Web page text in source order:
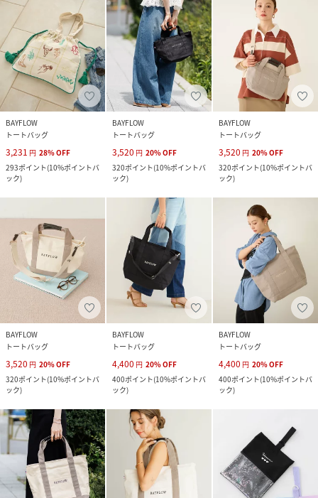
BAYFLOW
トートバッグ
3,231 円 28%OFF
293ポイント(10%ポイントバ
ック)
BAYFLOW
トートバッグ
3,520 円 20%OFF
320ポイント(10%ポイントバ
ック)
BAYFLOW
トートバッグ
3,520 円 20%OFF
320ポイント(10%ポイントバ
ック)
BAYFLOW
トートバッグ
3,520 円 20%OFF
320ポイント(10%ポイントバ
ック)
BAYFLOW
トートバッグ
4,400 円 20%OFF
400ポイント(10%ポイントバ
ック)
BAYFLOW
トートバッグ
4,400 円 20%OFF
400ポイント(10%ポイントバ
ック)